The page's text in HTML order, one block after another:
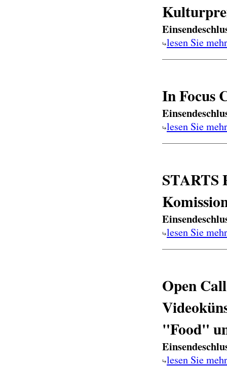
lesen Sie mehr
In Focus
lesen Sie mehr
STARTS
lesen Sie mehr
Open
"Food"
lesen Sie mehr